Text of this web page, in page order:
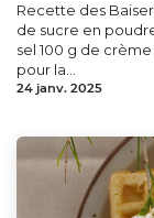
Recette des
de sucre en
sel 100 g de
pour la...
24 janv. 2025